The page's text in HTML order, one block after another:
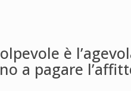
è
a pagare